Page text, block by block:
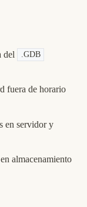
del .GDB
fuera de horario
en servidor y
en almacenamiento